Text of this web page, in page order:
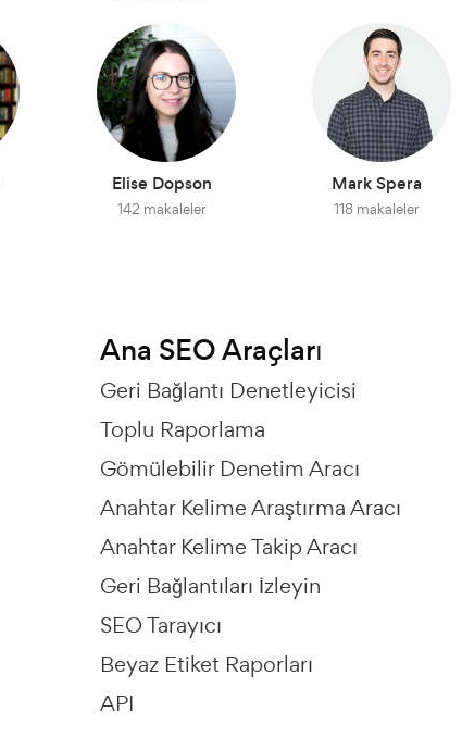
Elise Dopson
142 makaleler
Mark Spera
118 makaleler
Ana SEO Araçları
Geri Bağlantı Denetleyicisi
Toplu Raporlama
Gömülebilir Denetim Aracı
Anahtar Kelime Araştırma Aracı
Anahtar Kelime Takip Aracı
Geri Bağlantıları İzleyin
SEO Tarayıcı
Beyaz Etiket Raporları
API